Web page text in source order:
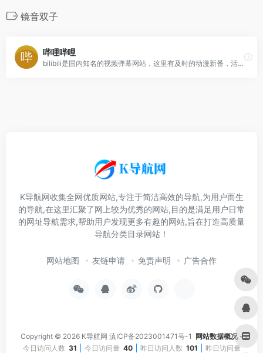
镜音双子
哔哩哔哩
bilibili是国内知名的视频弹幕网站，这里有及时的动漫新番，活跃的ACG氛围，有创意的Up主。大家可以在这里找到许多欢乐。
K导航网收集全网优质网站,专注于简洁高效的导航,为用户而生
的导航,在这里汇聚了网上较为优秀的网站,目的是满足用户日常
的网址导航需求,帮助用户发现更多有趣的网站,旨在打造高质量
导航分类目录网站！
网站地图 友链申请 免责声明 广告合作
Copyright © 2026 K导航网 滇ICP备2023001471号-1 网站数据概况 -
今日访问人数 31 今日访问量 40 昨日访问人数 101 昨日访问量